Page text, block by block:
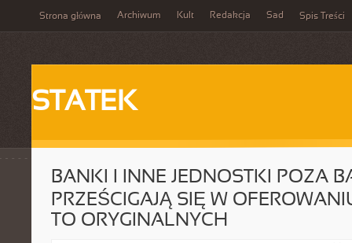
Strona główna Archiwum Kult Redakcja Sad Spis Treści
STATEK
BANKI I INNE JEDNOSTKI POZA
PRZEŚCIGAJĄ SIĘ W
TO ORYGINALNYCH